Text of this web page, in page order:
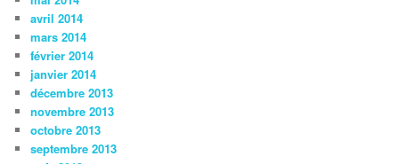
avril 2014
mars 2014
février 2014
janvier 2014
décembre 2013
novembre 2013
octobre 2013
septembre 2013